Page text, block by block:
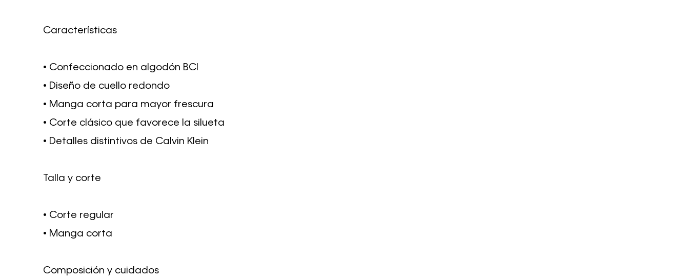
Características
• Confeccionado en algodón BCI
• Diseño de cuello redondo
• Manga corta para mayor frescura
• Corte clásico que favorece la silueta
• Detalles distintivos de Calvin Klein
Talla y corte
• Corte regular
• Manga corta
Composición y cuidados